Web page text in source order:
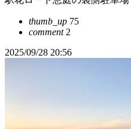
thumb_up 75
comment2
2025/09/28 20:56